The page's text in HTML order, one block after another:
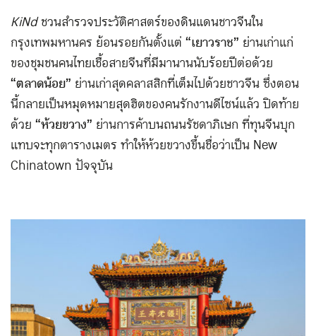
KiNdชวนสำรวจประวัติศาสตร์ของดินแดนชาวจีนใน
กรุงเทพมหานคร ย้อนรอยกันตั้งแต่“เยาวราช” ย่านเก่าแก่
ของชุมชนคนไทยเชื้อสายจีนที่มีมานานนับร้อยปี ต่อด้วย
“ตลาดน้อย” ย่านเก่าสุดคลาสสิกที่เต็มไปด้วยชาวจีน ซึ่งตอน
นี้กลายเป็นหมุดหมายสุดฮิตของคนรักงานดีไซน์แล้ว ปิดท้าย
ด้วย“ห้วยขวาง” ย่านการค้าบนถนนรัชดาภิเษก ที่ทุนจีนบุก
แทบจะทุกตารางเมตร ทำให้ห้วยขวางขึ้นชื่อว่าเป็น New
Chinatown ปัจจุบัน